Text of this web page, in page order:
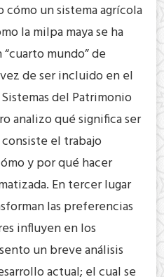
un sistema agrícola
la milpa maya se ha
mundo” de
de ser incluido en el
del Patrimonio
analizo qué significa ser
el trabajo
y por qué hacer
En tercer lugar
las preferencias
influyen en los
un breve análisis
actual; el cual se